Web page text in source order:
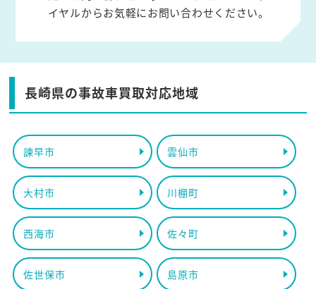
イヤルからお気軽にお問い合わせください。
長崎県の事故車買取対応地域
諫早市 雲仙市
大村市 川棚町
西海市 佐々町
佐世保市 島原市